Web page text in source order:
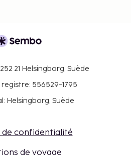
21 Helsingborg, Suède
556529-1795
Helsingborg, Suède
de confidentialité
de voyage